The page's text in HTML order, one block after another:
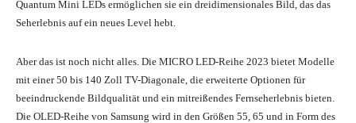
Quantum Mini LEDs ermöglichen sie ein dreidimensionales Bild, das das
Seherlebnis auf ein neues Level hebt.
Aber das ist noch nicht alles. Die MICRO LED-Reihe 2023 bietet Modelle
mit einer 50 bis 140 Zoll TV-Diagonale, die erweiterte Optionen für
beeindruckende Bildqualität und ein mitreißendes Fernseherlebnis bieten.
Die OLED-Reihe von Samsung wird in den Größen 55, 65 und in Form des